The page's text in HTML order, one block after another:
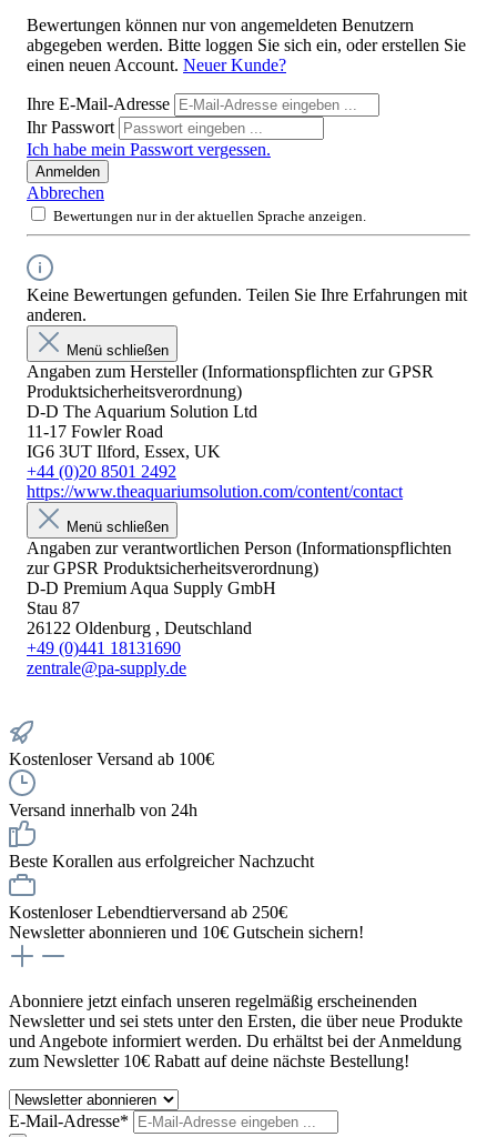
Bewertungen können nur von angemeldeten Benutzern
abgegeben werden. Bitte loggen Sie sich ein, oder erstellen Sie
einen neuen Account. Neuer Kunde?
Ihre E-Mail-Adresse
Ihr Passwort
Ich habe mein Passwort vergessen.
Anmelden
Abbrechen
Bewertungen nur in der aktuellen Sprache anzeigen.
Keine Bewertungen gefunden. Teilen Sie Ihre Erfahrungen mit
anderen.
Menü schließen
Angaben zum Hersteller (Informationspflichten zur GPSR
Produktsicherheitsverordnung)
D-D The Aquarium Solution Ltd
11-17 Fowler Road
IG6 3UT Ilford, Essex, UK
+44 (0)20 8501 2492
https://www.theaquariumsolution.com/content/contact
Menü schließen
Angaben zur verantwortlichen Person (Informationspflichten
zur GPSR Produktsicherheitsverordnung)
D-D Premium Aqua Supply GmbH
Stau 87
26122 Oldenburg , Deutschland
+49 (0)441 18131690
zentrale@pa-supply.de
Kostenloser Versand ab 100€
Versand innerhalb von 24h
Beste Korallen aus erfolgreicher Nachzucht
Kostenloser Lebendtierversand ab 250€
Newsletter abonnieren und 10€ Gutschein sichern!
Abonniere jetzt einfach unseren regelmäßig erscheinenden
Newsletter und sei stets unter den Ersten, die über neue Produkte
und Angebote informiert werden. Du erhältst bei der Anmeldung
zum Newsletter 10€ Rabatt auf deine nächste Bestellung!
E-Mail-Adresse*